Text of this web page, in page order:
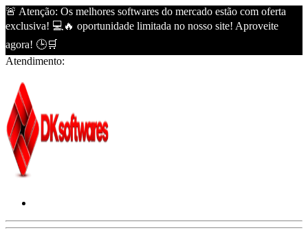
🚨 Atenção: Os melhores softwares do mercado estão com oferta
exclusiva! 💻🔥 oportunidade limitada no nosso site! Aproveite
agora! 🕒🛒
Atendimento: